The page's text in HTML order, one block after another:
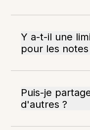
Y a-t-il une
pour les notes
Puis-je
d'autres ?